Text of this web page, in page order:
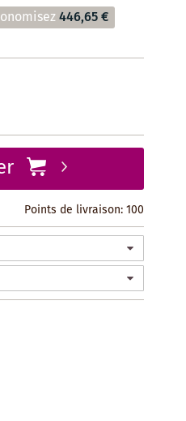
446,65 €
Points de livraison:100